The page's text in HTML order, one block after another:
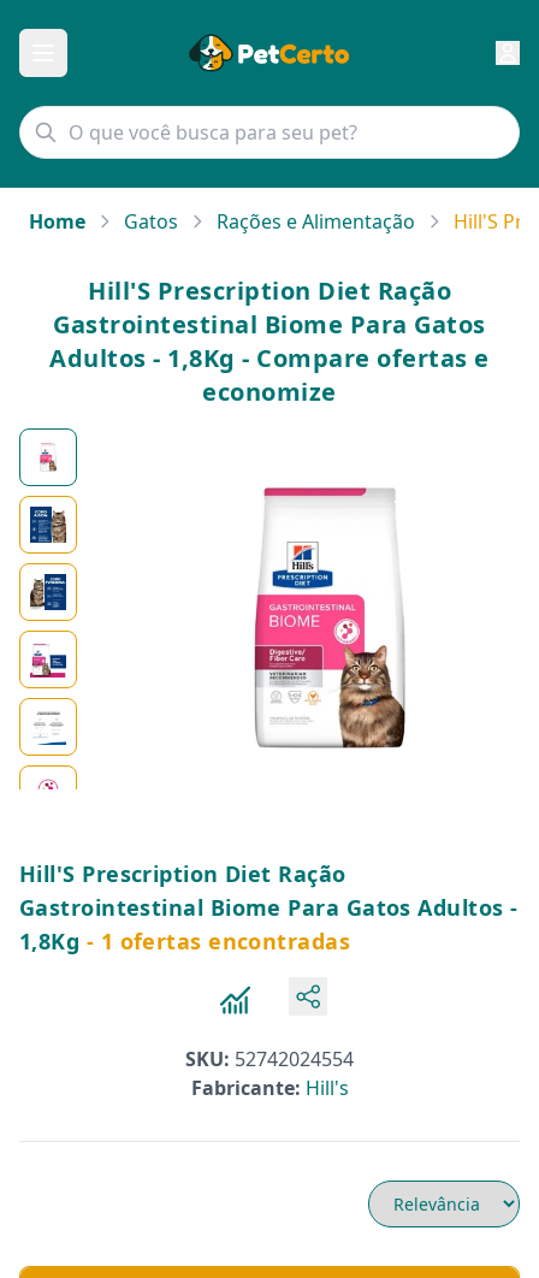
Home Gatos Rações e Alimentação Hill'S
Hill'S Prescription Diet Ração
Gastrointestinal Biome Para Gatos
Adultos - 1,8Kg - Compare ofertas e
economize
Hill'S Prescription Diet Ração
Gastrointestinal Biome Para Gatos Adultos -
1,8Kg - 1 ofertas encontradas
SKU: 52742024554
Fabricante: Hill's